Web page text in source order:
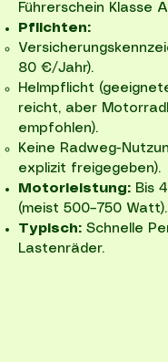
Führerschein Klasse
Pflichten:
80 €/Jahr).
Helmpflicht
reicht, aber
empfohlen).
Keine Radweg-
explizit freigegeben).
Motorleistung: Bis
(meist 500–750 Watt).
Typisch: Schnelle
Lastenräder.